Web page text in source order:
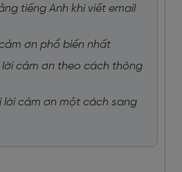
tiếng Anh khi viết email
ơn phổ biến nhất
lời cảm ơn theo cách thông
lời cảm ơn một cách sang